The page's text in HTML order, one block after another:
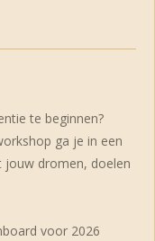
te beginnen?
ga je in een
jouw dromen, doelen
voor 2026